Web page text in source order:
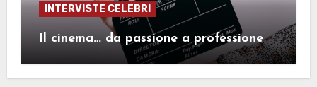
INTERVISTE CELEBRI
Il cinema… da passione a professione